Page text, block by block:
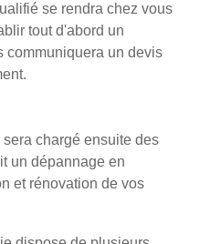
se rendra chez vous
tout d'abord un
communiquera un devis
chargé ensuite des
un dépannage en
et rénovation de vos